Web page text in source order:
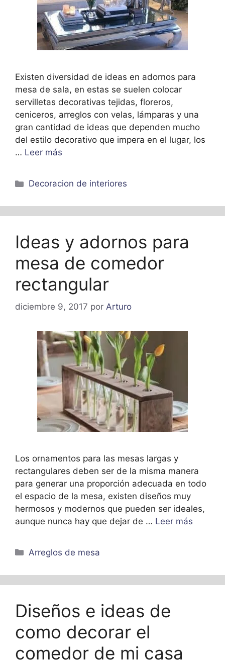
Existen diversidad de ideas en adornos para
mesa de sala, en estas se suelen colocar
servilletas decorativas tejidas, floreros,
ceniceros, arreglos con velas, lámparas y una
gran cantidad de ideas que dependen mucho
del estilo decorativo que impera en el lugar, los
… Leer más
Categorías
Decoracion de interiores
Ideas y adornos para
mesa de comedor
rectangular
diciembre 9, 2017 por Arturo
Los ornamentos para las mesas largas y
rectangulares deben ser de la misma manera
para generar una proporción adecuada en todo
el espacio de la mesa, existen diseños muy
hermosos y modernos que pueden ser ideales,
aunque nunca hay que dejar de … Leer más
Categorías
Arreglos de mesa
Diseños e ideas de
como decorar el
comedor de mi casa